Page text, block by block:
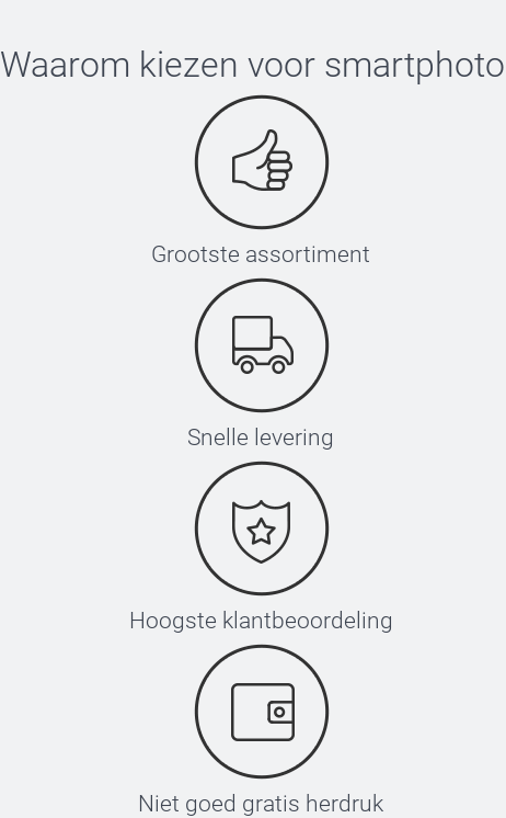
Waarom kiezen voor smartphoto
Grootste assortiment
Snelle levering
Hoogste klantbeoordeling
Niet goed gratis herdruk